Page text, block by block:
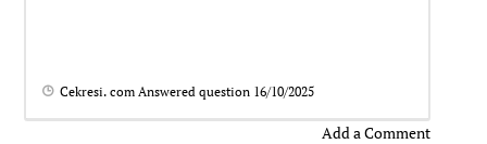
Cekresi. com Answered question 16/10/2025
Add a Comment